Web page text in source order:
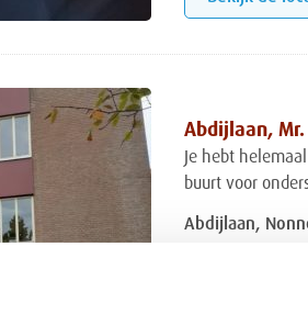
Abdijlaan,
Je hebt
buurt voor
Abdijlaan,